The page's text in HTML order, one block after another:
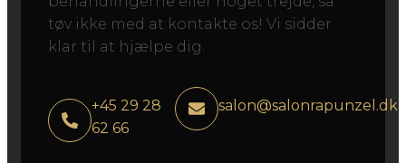
tøv ikke med at kontakte os! Vi sidder
klar til at hjælpe dig.
+45 29 28
62 66
salon@salonrapunzel.dk